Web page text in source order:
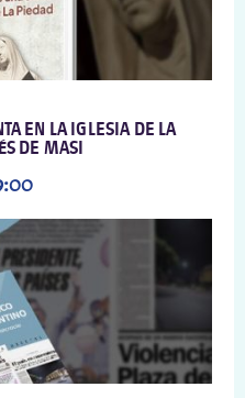
EN LA IGLESIA DE LA
DE MASI